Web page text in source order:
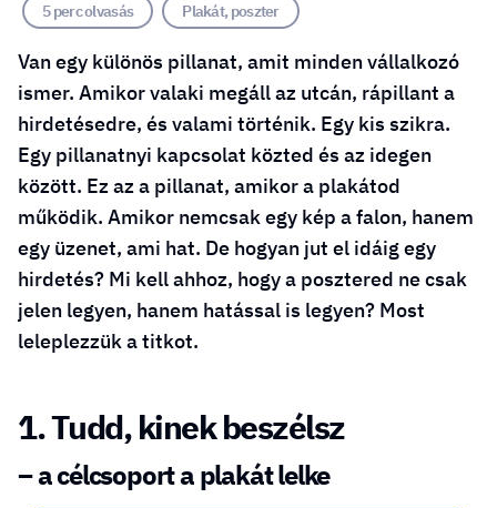
5 perc olvasás Plakát, poszter
Van egy különös pillanat, amit minden vállalkozó
ismer. Amikor valaki megáll az utcán, rápillant a
hirdetésedre, és valami történik. Egy kis szikra.
Egy pillanatnyi kapcsolat közted és az idegen
között. Ez az a pillanat, amikor a plakátod
működik. Amikor nemcsak egy kép a falon, hanem
egy üzenet, ami hat. De hogyan jut el idáig egy
hirdetés? Mi kell ahhoz, hogy a posztered ne csak
jelen legyen, hanem hatással is legyen? Most
leleplezzük a titkot.
1. Tudd, kinek beszélsz
– a célcsoport a plakát lelke